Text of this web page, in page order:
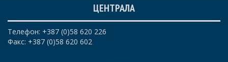
ЦЕНТРАЛА
Телефон: +387 (0)58 620 226
Факс: +387 (0)58 620 602